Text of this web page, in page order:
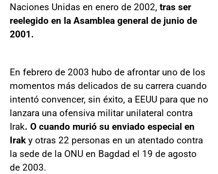
Naciones Unidas en enero de 2002, tras ser
reelegido en la Asamblea general de junio de
2001.
En febrero de 2003 hubo de afrontar uno de los
momentos más delicados de su carrera cuando
intentó convencer, sin éxito, a EEUU para que no
lanzara una ofensiva militar unilateral contra
Irak. O cuando murió su enviado especial en
Irak y otras 22 personas en un atentado contra
la sede de la ONU en Bagdad el 19 de agosto
de 2003.